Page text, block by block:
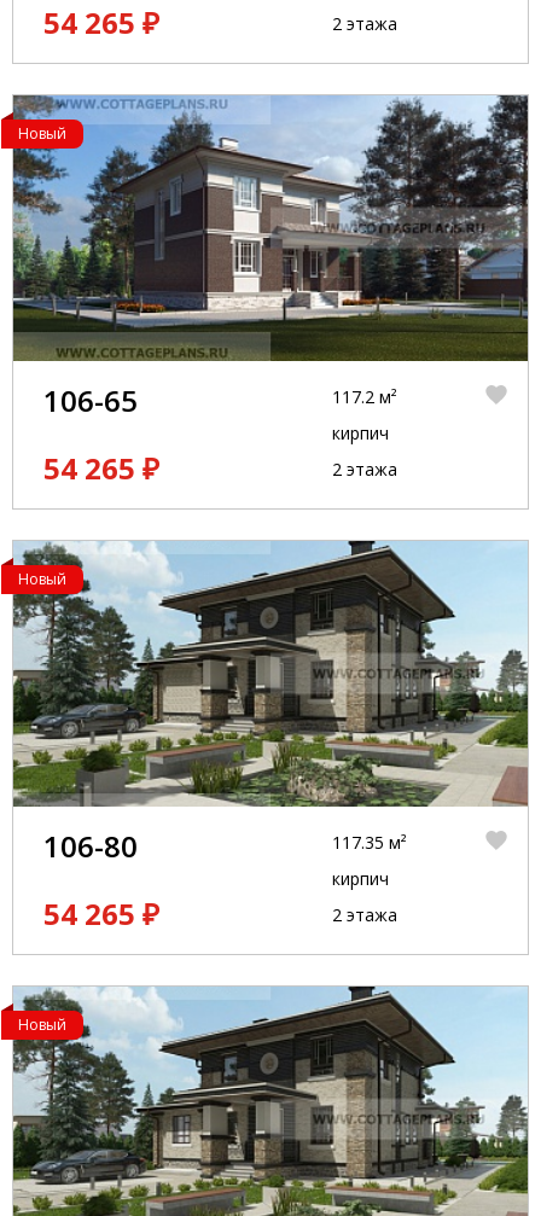
54 265 ₽
2 этажа
Новый
106-65
54 265 ₽
117.2 м²
кирпич
2 этажа
Новый
106-80
54 265 ₽
117.35 м²
кирпич
2 этажа
Новый